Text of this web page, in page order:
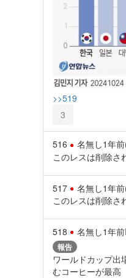
>>519
3
516 名無し1年前
このレスは削除さ
517 名無し1年前
このレスは削除さ
518 名無し1年前
報告
ワールドカップ出
むコーヒーが最高